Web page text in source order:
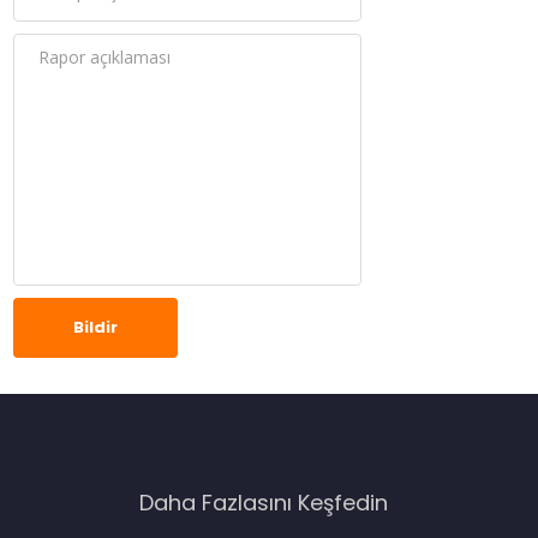
Bildir
Daha Fazlasını Keşfedin